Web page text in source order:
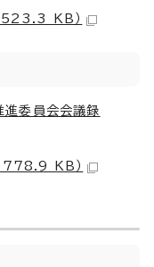
523.3 KB）
委員会会議録
778.9 KB）